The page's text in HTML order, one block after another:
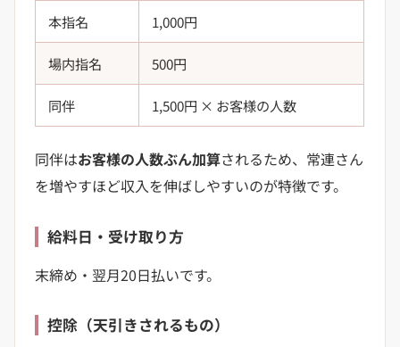
本指名 1,000円
場内指名 500円
同伴 1,500円 × お客様の人数
同伴はお客様の人数ぶん加算されるため、常連さん
を増やすほど収入を伸ばしやすいのが特徴です。
給料日・受け取り方
末締め・翌月20日払いです。
控除（天引きされるもの）